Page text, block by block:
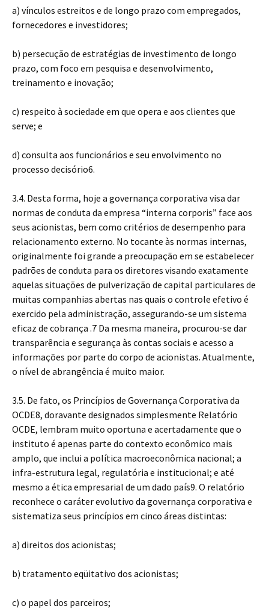
a) vínculos estreitos e de longo prazo com empregados,
fornecedores e investidores;
b) persecução de estratégias de investimento de longo
prazo, com foco em pesquisa e desenvolvimento,
treinamento e inovação;
c) respeito à sociedade em que opera e aos clientes que
serve; e
d) consulta aos funcionários e seu envolvimento no
processo decisório6.
3.4. Desta forma, hoje a governança corporativa visa dar
normas de conduta da empresa “interna corporis” face aos
seus acionistas, bem como critérios de desempenho para
relacionamento externo. No tocante às normas internas,
originalmente foi grande a preocupação em se estabelecer
padrões de conduta para os diretores visando exatamente
aquelas situações de pulverização de capital particulares de
muitas companhias abertas nas quais o controle efetivo é
exercido pela administração, assegurando-se um sistema
eficaz de cobrança .7 Da mesma maneira, procurou-se dar
transparência e segurança às contas sociais e acesso a
informações por parte do corpo de acionistas. Atualmente,
o nível de abrangência é muito maior.
3.5. De fato, os Princípios de Governança Corporativa da
OCDE8, doravante designados simplesmente Relatório
OCDE, lembram muito oportuna e acertadamente que o
instituto é apenas parte do contexto econômico mais
amplo, que inclui a política macroeconômica nacional; a
infra-estrutura legal, regulatória e institucional; e até
mesmo a ética empresarial de um dado país9. O relatório
reconhece o caráter evolutivo da governança corporativa e
sistematiza seus princípios em cinco áreas distintas:
a) direitos dos acionistas;
b) tratamento eqüitativo dos acionistas;
c) o papel dos parceiros;